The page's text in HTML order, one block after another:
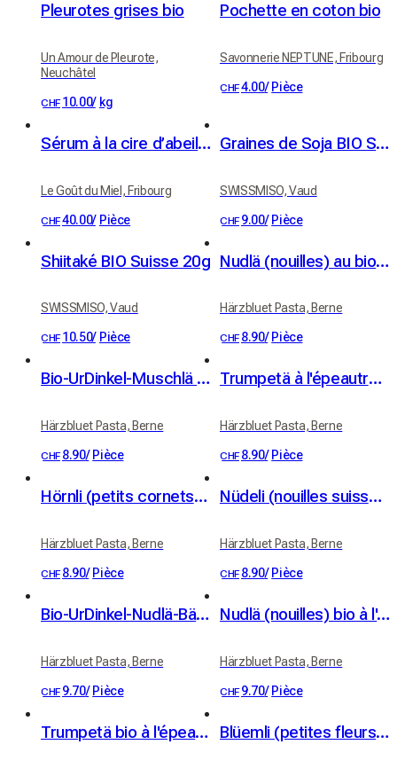
Pleurotes grises bio
Un Amour de Pleurote,
Neuchâtel
CHF 10.00/ kg
Pochette en coton bio
Savonnerie NEPTUNE, Fribourg
CHF4.00/ Pièce
Sérum à la cire d’abeilles, huiles d’abricot BIO et jojoba BIO
Le Goût du Miel, Fribourg
CHF40.00/ Pièce
Graines de Soja BIO Suisse — 500g
SWISSMISO, Vaud
CHF 9.00/ Pièce
Shiitaké BIO Suisse 20g
SWISSMISO, Vaud
CHF 10.50/ Pièce
Nudlä (nouilles) au bio UrDinkel, épeautre (350 g)
Härzbluet Pasta, Berne
CHF 8.90/ Pièce
Bio-UrDinkel-Muschlä (coquillettes à l'épeautre bio, 400 g)
Härzbluet Pasta, Berne
CHF 8.90/ Pièce
Trumpetä à l'épeautre UrDinkel bio (400 g)
Härzbluet Pasta, Berne
CHF 8.90/ Pièce
Hörnli (petits cornets) au grand épeautre bio (400 g)
Härzbluet Pasta, Berne
CHF 8.90/ Pièce
Nüdeli (nouilles suisses) à l'épeautre UrDinkel bio (350 g)
Härzbluet Pasta, Berne
CHF 8.90/ Pièce
Bio-UrDinkel-Nudlä-Bärlouch (nouilles bio à l'épeautre et ail des ours, 350 g)
Härzbluet Pasta, Berne
CHF 9.70/ Pièce
Nudlä (nouilles) bio à l'épeautre UrDinkel Gartechrütli (herbes du jardin) (350 g)
Härzbluet Pasta, Berne
CHF 9.70/ Pièce
Trumpetä bio à l'épeautre UrDinkel et chili des Alpes (400 g) Blüemli (petites fleurs) de blé dur bio au safran (250 g)